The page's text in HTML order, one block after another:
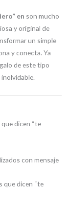
en son mucho
y original de
un simple
y conecta. Ya
de este tipo
dicen “te
con mensaje
que dicen “te